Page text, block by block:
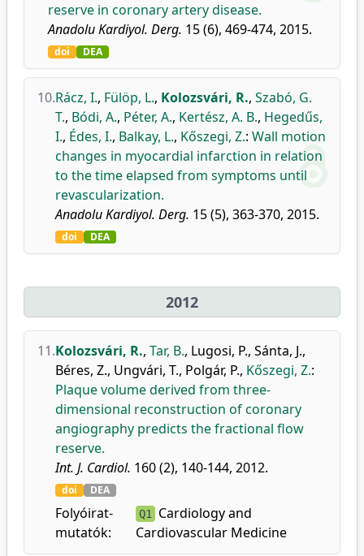
reserve in coronary artery disease.
Anadolu Kardiyol. Derg. 15 (6), 469-474, 2015.
doi DEA
10.Rácz, I., Fülöp, L., Kolozsvári, R., Szabó, G.
T., Bódi, A., Péter, A., Kertész, A. B., Hegedűs,
I., Édes, I., Balkay, L., Kőszegi, Z.: Wall motion
changes in myocardial infarction in relation
to the time elapsed from symptoms until
revascularization.
Anadolu Kardiyol. Derg. 15 (5), 363-370, 2015.
doi DEA
2012
11.Kolozsvári, R., Tar, B., Lugosi, P., Sánta, J.,
Béres, Z., Ungvári, T., Polgár, P., Kőszegi, Z.:
Plaque volume derived from three-
dimensional reconstruction of coronary
angiography predicts the fractional flow
reserve.
Int. J. Cardiol. 160 (2), 140-144, 2012.
doi DEA
Folyóirat-
mutatók:
Q1 Cardiology and
Cardiovascular Medicine